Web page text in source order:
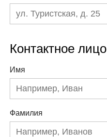
Контактное лицо
Имя
Фамилия